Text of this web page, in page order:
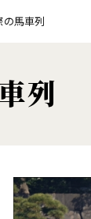
馬車列
列